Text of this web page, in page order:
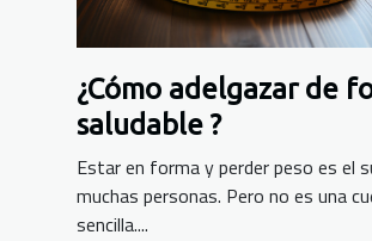
¿Cómo adelgazar de
saludable ?
Estar en forma y perder peso es el
muchas personas. Pero no es una
sencilla....